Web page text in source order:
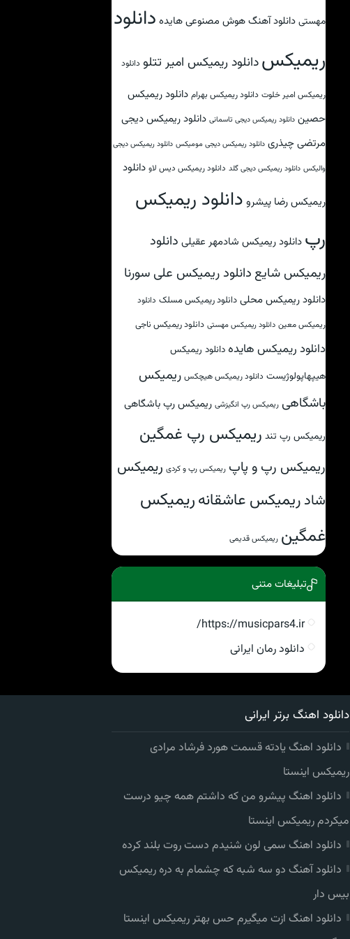
مهستی دانلود آهنگ هوش مصنوعی هایده دانلود
ریمیکسدانلود ریمیکس امیر تتلو دانلود
ریمیکس امیر خلوت دانلود ریمیکس بهرام دانلود ریمیکس
حصین دانلود ریمیکس دیجی تاسمانی دانلود ریمیکس دیجی
مرتضی چیذری دانلود ریمیکس دیجی مومیکس دانلود ریمیکس دیجی
والیکس دانلود ریمیکس دیجی گلد دانلود ریمیکس دیس لاو دانلود
ریمیکس رضا پیشرو دانلود ریمیکس
رپ دانلود ریمیکس شادمهر عقیلی دانلود
ریمیکس شایع دانلود ریمیکس علی سورنا
دانلود ریمیکس محلی دانلود ریمیکس مسلک دانلود
ریمیکس معین دانلود ریمیکس مهستی دانلود ریمیکس ناجی
دانلود ریمیکس هایده دانلود ریمیکس
هیپهاپولوژیست دانلود ریمیکس هیچکس ریمیکس
باشگاهی ریمیکس رپ انگیزشی ریمیکس رپ باشگاهی
ریمیکس رپ تند ریمیکس رپ غمگین
ریمیکس رپ و پاپ ریمیکس رپ و کردی ریمیکس
شادریمیکس عاشقانهریمیکس
غمگین ریمیکس قدیمی
تبلیغات متنی
https://musicpars4.ir/
دانلود رمان ایرانی
دانلود اهنگ برتر ایرانی
دانلود اهنگ یادته قسمت هورد فرشاد مرادی
ریمیکس اینستا
دانلود اهنگ پیشرو من که داشتم همه چیو درست
میکردم ریمیکس اینستا
دانلود اهنگ سمی لون شنیدم دست روت بلند کرده
دانلود آهنگ دو سه شبه که چشمام به دره ریمیکس
بیس دار
دانلود اهنگ ازت میگیرم حس بهتر ریمیکس اینستا